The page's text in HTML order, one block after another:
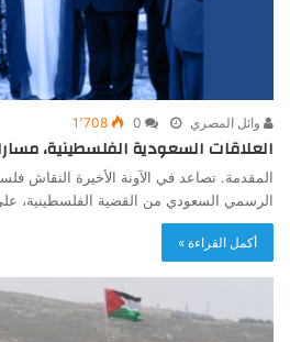
وائل المصري 0 1٬708
العلاقات السعودية الفلسطينية،
المقدمة. تصاعد في الآونة الأخيرة النقاش
الرسمي السعودي من القضية الفلسطينية،
أكمل القراءة »